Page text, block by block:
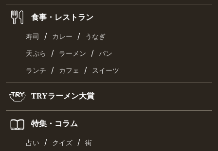
食事・レストラン
寿司 / カレー / うなぎ
天ぷら / ラーメン / パン
ランチ / カフェ / スイーツ
TRYラーメン大賞
特集・コラム
占い / クイズ / 街